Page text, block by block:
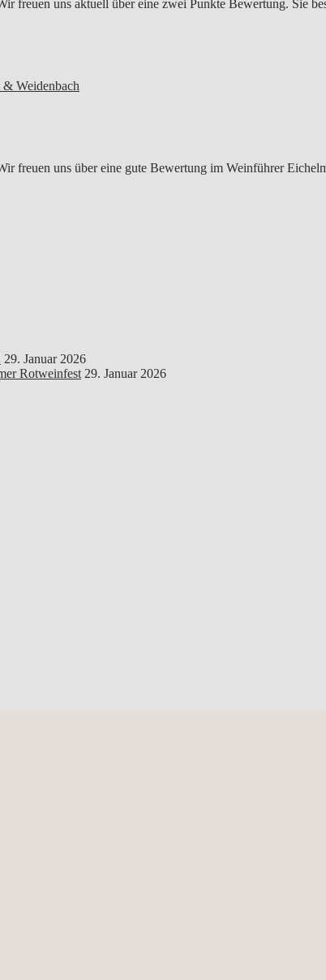
freuen uns aktuell über eine zwei Punkte Bewertung. Sie
Weidenbach
freuen uns über eine gute Bewertung im Weinführer
29. Januar 2026
Rotweinfest 29. Januar 2026